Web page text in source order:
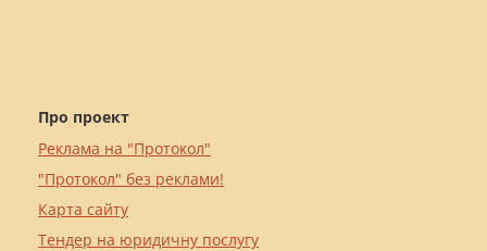
Про проект
Реклама на "Протокол"
"Протокол" без реклами!
Карта сайту
Тендер на юридичну послугу